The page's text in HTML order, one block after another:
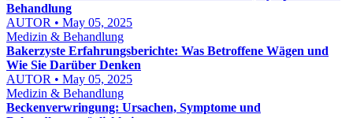
Behandlung
AUTOR • May 05, 2025
Medizin & Behandlung
Bakerzyste Erfahrungsberichte: Was Betroffene Wägen und
Wie Sie Darüber Denken
AUTOR • May 05, 2025
Medizin & Behandlung
Beckenverwringung: Ursachen, Symptome und